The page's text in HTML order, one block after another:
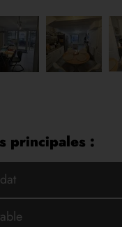
principales :